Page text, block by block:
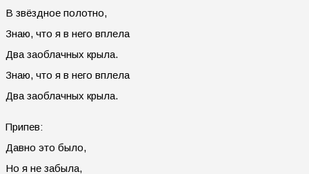
В звёздное полотно,
Знаю, что я в него вплела
Два заоблачных крыла.
Знаю, что я в него вплела
Два заоблачных крыла.
Припев:
Давно это было,
Но я не забыла,